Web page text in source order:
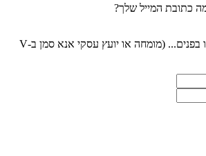
כתובת המייל שלך?
ועכשיו רק סיסמה ואנחנו בפנים... (מומחה או יועץ עסקי אנא סמן ב-V